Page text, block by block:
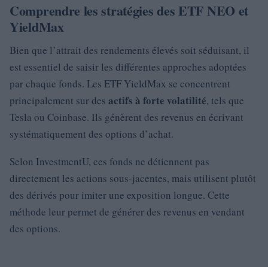
Comprendre les stratégies des ETF NEO et
YieldMax
Bien que l’attrait des rendements élevés soit séduisant, il
est essentiel de saisir les différentes approches adoptées
par chaque fonds. Les ETF YieldMax se concentrent
principalement sur des actifs à forte volatilité, tels que
Tesla ou Coinbase. Ils génèrent des revenus en écrivant
systématiquement des options d’achat.
Selon InvestmentU, ces fonds ne détiennent pas
directement les actions sous-jacentes, mais utilisent plutôt
des dérivés pour imiter une exposition longue. Cette
méthode leur permet de générer des revenus en vendant
des options.